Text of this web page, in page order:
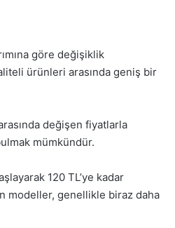
göre değişiklik
ürünleri arasında geniş bir
değişen fiyatlarla
mümkündür.
120 TL’ye kadar
modeller, genellikle biraz daha